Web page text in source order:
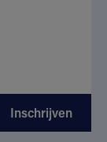
Inschrijven